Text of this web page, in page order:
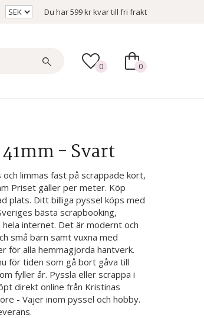
Du har599 krkvar till fri frakt
0 0
- Svart
limmas fast på scrappade kort,
Priset gäller per meter. Köp
plats. Ditt billiga pyssel köps med
bästa scrapbooking,
internet. Det är modernt och
små barn samt vuxna med
för alla hemmagjorda hantverk.
för tiden som gå bort gåva till
fyller år. Pyssla eller scrappa i
direkt online från Kristinas
- Vajer inom pyssel och hobby.